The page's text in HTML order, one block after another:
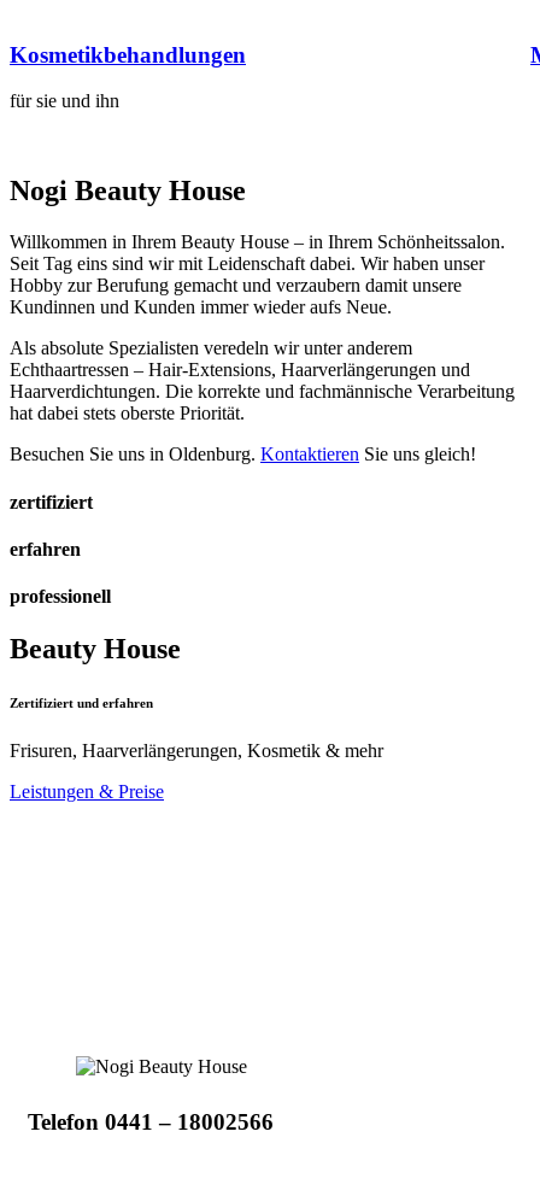
Kosmetikbehandlungen
für sie und ihn
Nogi Beauty House
Willkommen in Ihrem Beauty House – in Ihrem Schönheitssalon.
Seit Tag eins sind wir mit Leidenschaft dabei. Wir haben unser
Hobby zur Berufung gemacht und verzaubern damit unsere
Kundinnen und Kunden immer wieder aufs Neue.
Als absolute Spezialisten veredeln wir unter anderem
Echthaartressen – Hair-Extensions, Haarverlängerungen und
Haarverdichtungen. Die korrekte und fachmännische Verarbeitung
hat dabei stets oberste Priorität.
Besuchen Sie uns in Oldenburg. Kontaktieren Sie uns gleich!
zertifiziert
erfahren
professionell
Beauty House
Zertifiziert und erfahren
Frisuren, Haarverlängerungen, Kosmetik & mehr
Leistungen & Preise
Telefon 0441 – 18002566